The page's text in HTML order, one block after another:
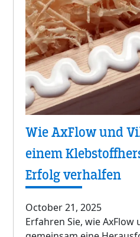
Wie AxFlow und
einem
Erfolg verhalfen
October 21, 2025
Erfahren Sie, wie AxFlow